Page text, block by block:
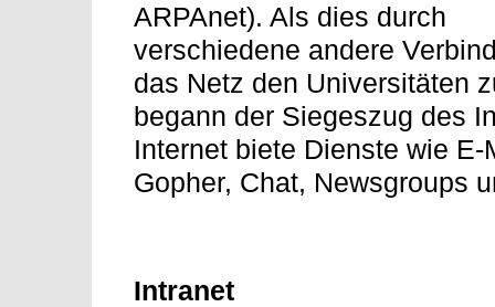
ARPAnet). Als dies durch
verschiedene andere
das Netz den Universitäten
begann der Siegeszug des
Internet biete Dienste wie
Gopher, Chat, Newsgroups
Intranet